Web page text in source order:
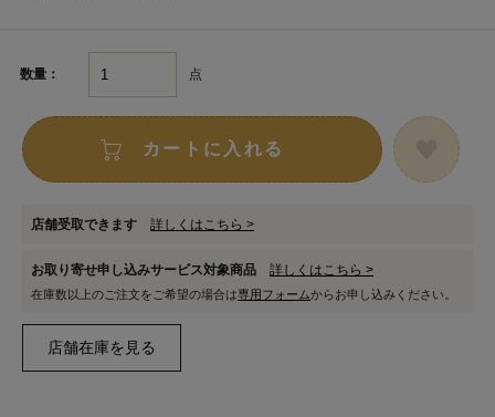
数量： 点
カートに入れる
店舗受取できます 詳しくはこちら >
お取り寄せ申し込みサービス対象商品 詳しくはこちら >
在庫数以上のご注文をご希望の場合は専用フォームからお申し込みください。